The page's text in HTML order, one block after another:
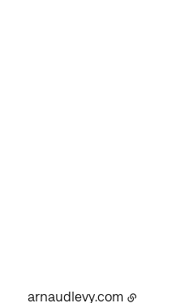
arnaudlevy.com